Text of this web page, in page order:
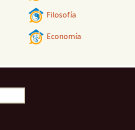
Filosofía
Economía